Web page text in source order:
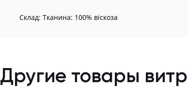
Склад: Тканина: 100% віскоза
Другие товары